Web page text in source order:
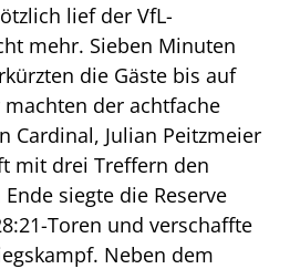
lief der VfL-
mehr. Sieben Minuten
die Gäste bis auf
machten der achtfache
Cardinal, Julian Peitzmeier
mit drei Treffern den
siegte die Reserve
Toren und verschaffte
Neben dem